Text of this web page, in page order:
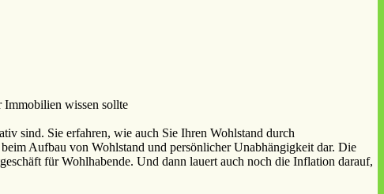
Immobilien wissen sollte
Sie erfahren, wie auch Sie Ihren Wohlstand durch
Aufbau von Wohlstand und persönlicher Unabhängigkeit dar. Die
für Wohlhabende. Und dann lauert auch noch die Inflation darauf,